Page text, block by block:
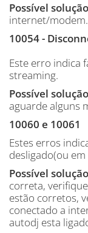
Possível
internet/modem.
10054 -
Este erro indica
streaming.
Possível
aguarde alguns
10060 e 10061
Estes erros
desligado(ou
Possível
correta,
estão corretos,
conectado a
autodj esta